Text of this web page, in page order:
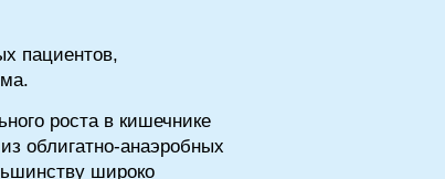
пациентов,
роста в кишечнике
облигатно-анаэробных
широко